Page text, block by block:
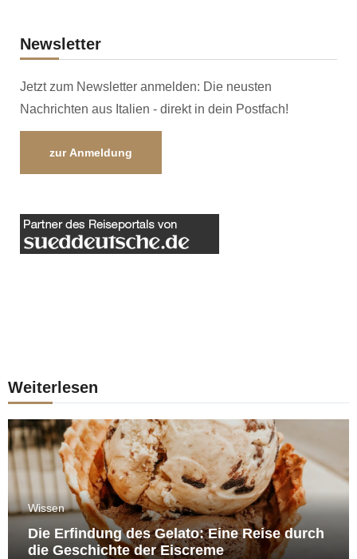
Newsletter
Jetzt zum Newsletter anmelden: Die neusten
Nachrichten aus Italien - direkt in dein Postfach!
zur Anmeldung
Weiterlesen
Wissen
Die Erfindung des Gelato: Eine Reise durch
die Geschichte der Eiscreme